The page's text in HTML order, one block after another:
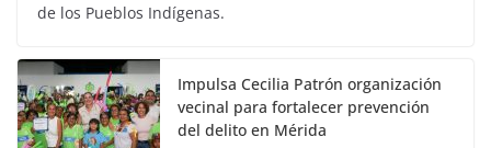
de los Pueblos Indígenas.
Impulsa Cecilia Patrón organización
vecinal para fortalecer prevención
del delito en Mérida